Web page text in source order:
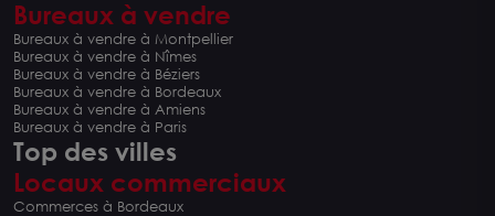
Bureaux à vendre
Bureaux à vendre à Montpellier
Bureaux à vendre à Nîmes
Bureaux à vendre à Béziers
Bureaux à vendre à Bordeaux
Bureaux à vendre à Amiens
Bureaux à vendre à Paris
Top des villes
Locaux commerciaux
Commerces à Bordeaux